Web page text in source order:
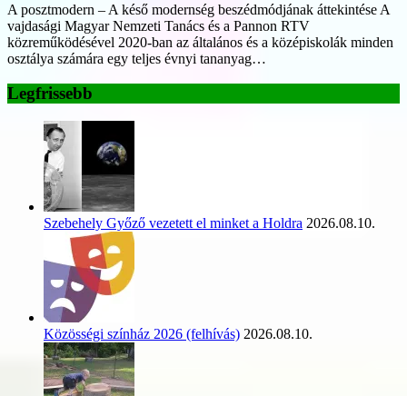
A posztmodern – A késő modernség beszédmódjának áttekintése A
vajdasági Magyar Nemzeti Tanács és a Pannon RTV
közreműködésével 2020-ban az általános és a középiskolák minden
osztálya számára egy teljes évnyi tananyag…
Legfrissebb
Szebehely Győző vezetett el minket a Holdra 2026.08.10.
Közösségi színház 2026 (felhívás) 2026.08.10.